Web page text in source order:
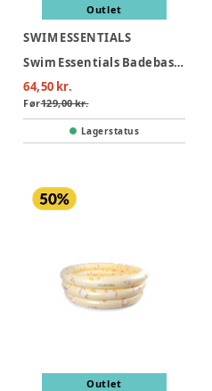
Outlet
SWIM ESSENTIALS
Swim Essentials Badebassin 60 cm - Strawberry Fields
64,50 kr.
Før129,00 kr.
Lagerstatus
Outlet